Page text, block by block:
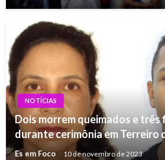
NOTÍCIAS
Dois morrem queimados e três
durante cerimônia em Terreiro
Es em Foco 10 de novembro de 2023